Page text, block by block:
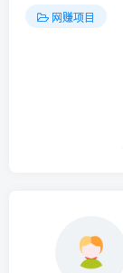
网赚项目